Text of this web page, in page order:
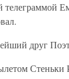
телеграммой
друг
Стеньки